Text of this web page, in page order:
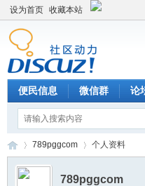
设为首页 收藏本站
便民信息 微信群 论
789pggcom 个人资料
789pggcom